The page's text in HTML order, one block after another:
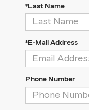
*Last Name
*E-Mail Address
Phone Number